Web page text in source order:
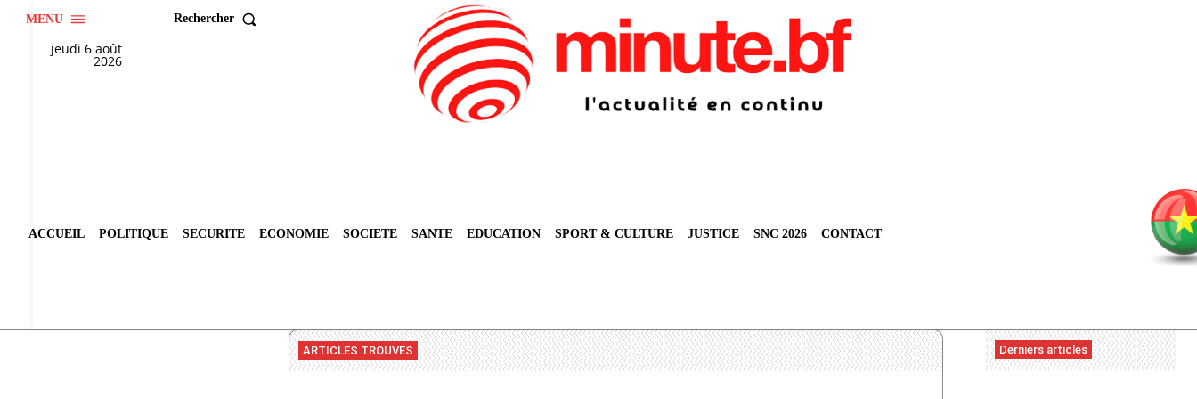
MENU Rechercher
jeudi 6 août
2026
ACCUEIL POLITIQUE SECURITE ECONOMIE SOCIETE SANTE EDUCATION SPORT & CULTURE JUSTICE SNC 2026 CONTACT
ARTICLES TROUVES Derniers articles